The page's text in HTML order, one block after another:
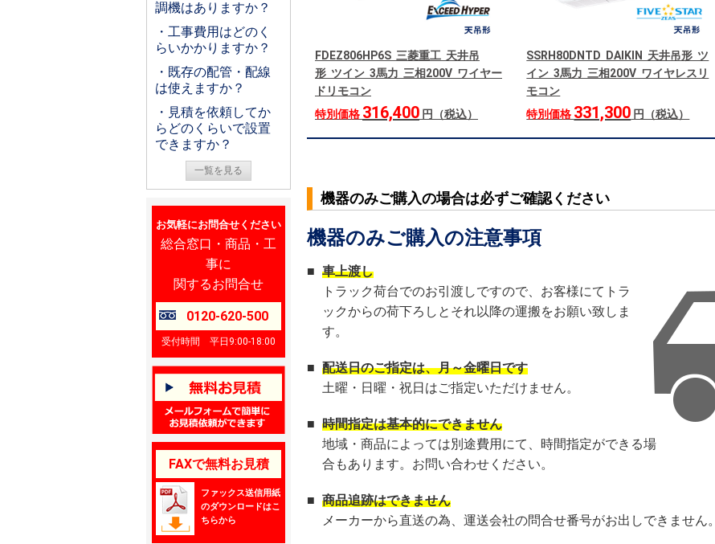
調機はありますか？
・工事費用はどのく
らいかかりますか？
・既存の配管・配線
は使えますか？
・見積を依頼してか
らどのくらいで設置
できますか？
一覧を見る
お気軽にお問合せください
総合窓口・商品・工
事に
関するお問合せ
0120-620-500
受付時間 平日9:00-18:00
FAXで無料お見積
ファックス送信用紙
のダウンロードはこ
ちらから
FDEZ806HP6S 三菱重工 天井吊
形 ツイン 3馬力 三相200V ワイヤー
ドリモコン
特別価格 316,400 円（税込）
SSRH80DNTD DAIKIN 天井吊形 ツ
イン 3馬力 三相200V ワイヤレスリ
モコン
特別価格 331,300 円（税込）
機器のみご購入の場合は必ずご確認ください
機器のみご購入の注意事項
■ 車上渡し
トラック荷台でのお引渡しですので、お客様にてトラ
ックからの荷下ろしとそれ以降の運搬をお願い致しま
す。
■ 配送日のご指定は、月～金曜日です
土曜・日曜・祝日はご指定いただけません。
■ 時間指定は基本的にできません
地域・商品によっては別途費用にて、時間指定ができる場
合もあります。お問い合わせください。
■ 商品追跡はできません
メーカーから直送の為、運送会社の問合せ番号がお出しできません。